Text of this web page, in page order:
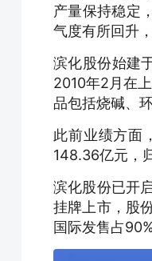
产量保持稳定
气度有所回升
滨化股份始建
2010年2月在
品包括烧碱、
此前业绩方面
148.36亿元，
滨化股份已开
挂牌上市，股
国际发售占